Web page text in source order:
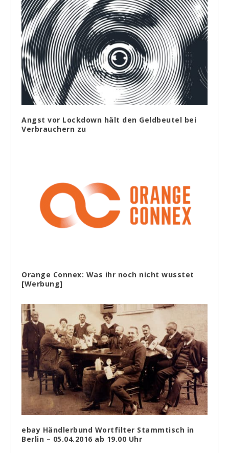
Angst vor Lockdown hält den Geldbeutel bei
Verbrauchern zu
Orange Connex: Was ihr noch nicht wusstet
[Werbung]
ebay Händlerbund Wortfilter Stammtisch in
Berlin – 05.04.2016 ab 19.00 Uhr